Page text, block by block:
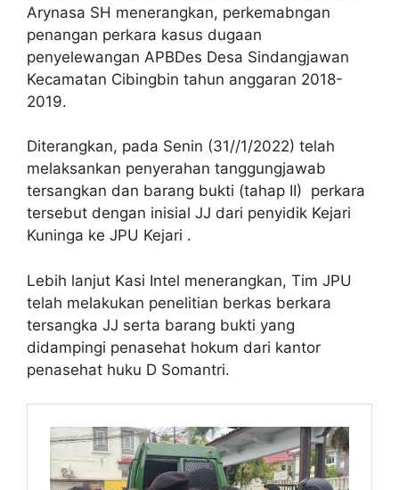
Arynasa SH menerangkan, perkemabngan
penangan perkara kasus dugaan
penyelewangan APBDes Desa Sindangjawan
Kecamatan Cibingbin tahun anggaran 2018-
2019.
Diterangkan, pada Senin (31//1/2022) telah
melaksankan penyerahan tanggungjawab
tersangkan dan barang bukti (tahap II) perkara
tersebut dengan inisial JJ dari penyidik Kejari
Kuninga ke JPU Kejari .
Lebih lanjut Kasi Intel menerangkan, Tim JPU
telah melakukan penelitian berkas berkara
tersangka JJ serta barang bukti yang
didampingi penasehat hokum dari kantor
penasehat huku D Somantri.